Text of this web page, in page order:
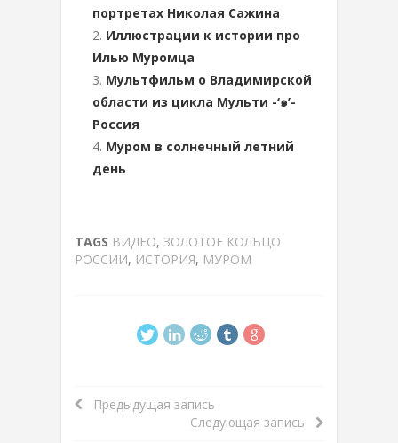
портретах Николая Сажина
Иллюстрации к истории про
Илью Муромца
Мультфильм о Владимирской
области из цикла Мульти -‘๑’-
Россия
Муром в солнечный летний
день
TAGS ВИДЕО, ЗОЛОТОЕ КОЛЬЦО
РОССИИ, ИСТОРИЯ, МУРОМ
Предыдущая запись
Следующая запись